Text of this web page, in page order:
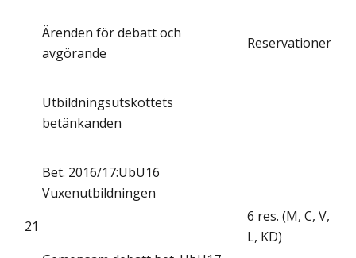
Ärenden för debatt och
avgörande
Reservationer
Utbildningsutskottets
betänkanden
21
Bet. 2016/17:UbU16
Vuxenutbildningen
6 res. (M, C, V,
L, KD)